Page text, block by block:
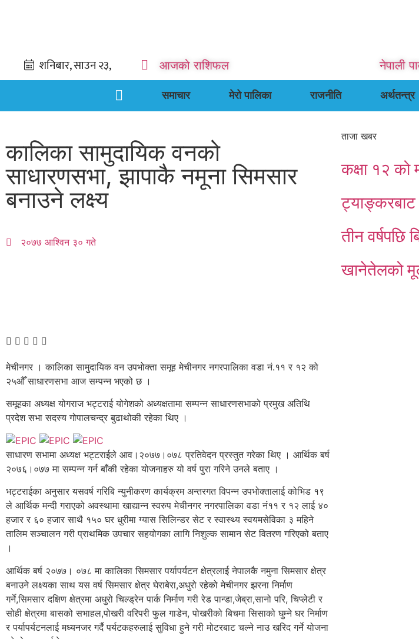
आजको राशिफल नेपाली
समाचार मेरो पालिका राजनीति अर्थतन्त्र
कालिका सामुदायिक वनको
साधारणसभा, झापाकै नमूना सिमसार
बनाउने लक्ष्य
२०७७ आश्विन ३० गते
मेचीनगर । कालिका सामुदायिक वन उपभोक्ता समूह मेचीनगर नगरपालिका वडा नं.११ र १२ को
२५औँ साधारणसभा आज सम्पन्न भएको छ ।
समूहका अध्यक्ष योगराज भट्टराई योगेशको अध्यक्षतामा सम्पन्न साधारणसभाको प्रमुख अतिथि
प्रदेश सभा सदस्य गोपालचन्द्र बुढाथोकी रहेका थिए ।
साधारण सभामा अध्यक्ष भट्टराईले आव।२०७७।०७८ प्रतिवेदन प्रस्तुत गरेका थिए । आर्थिक बर्ष
२०७६।०७७ मा सम्पन्न गर्न बाँकी रहेका योजनाहरु यो वर्ष पुरा गरिने उनले बताए ।
भट्टराईका अनुसार यसवर्ष गरिबि न्युनीकरण कार्यक्रम अन्तरगत विपन्न उपभोक्तालाई कोभिड १९
ले आर्थिक मन्दी गराएको अवस्थामा खाद्यान्न स्वरुप मेचीनगर नगरपालिका वडा नं११ र १२ लाई ४०
हजार र ६० हजार साथै १५० घर धुरीमा ग्यास सिलिन्डर सेट र स्वास्थ्य स्वयमसेविका ३ महिने
तालिम सञ्चालन गरी प्राथमिक उपचार सहयोगका लागि निशुल्क सामान सेट वितरण गरिएको बताए
।
आर्थिक बर्ष २०७७। ०७८ मा कालिका सिमसार पर्यापर्यटन क्षेत्रलाई नेपालकै नमुना सिमसार क्षेत्र
बनाउने लक्ष्यका साथ यस वर्ष सिमसार क्षेत्र घेराबेरा,अधुरो रहेको मेचीनगर झरना निर्माण
गर्ने,सिमसार दक्षिण क्षेत्रमा अधुरो चिल्ड्रेन पार्क निर्माण गरी रेड पान्डा,जेब्रा,सानो परि, चिप्लेटी र
सोही क्षेत्रमा बासको सभाहल,पोखरी वरिपरी फुल गाडेन, पोखरीको बिचमा सिसाको घुम्ने घर निर्माण
र पर्यापर्यटनलाई मध्यनजर गर्दै पर्यटकहरुलाई सुविधा हुने गरी मोटरबाट चल्ने नाउ खरिद गर्ने योजना
ताजा खबर
कक्षा १२ को
ट्याङ्करबाट
तीन वर्षपछि
खानेतेलको